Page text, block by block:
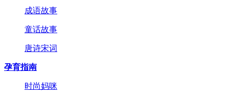
成语故事
童话故事
唐诗宋词
孕育指南
时尚妈咪